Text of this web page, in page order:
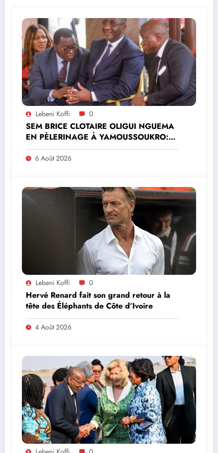
Lebeni Koffi 0
SEM BRICE CLOTAIRE OLIGUI NGUEMA
EN PÈLERINAGE À YAMOUSSOUKRO:LE
MINISTRE PAULIN CLAUDE DANHO
PREND PART À LA CÉRÉMONIE
6 Août 2026
Lebeni Koffi 0
Hervé Renard fait son grand retour à la
tête des Éléphants de Côte d’Ivoire
4 Août 2026